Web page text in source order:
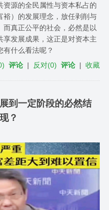
资源的全民属性与资本私占的
裕）的发展理念，放任剥削与
真正公平的社会，必然是以
发展成果，这正是对资本主
有什么看法呢？
) 评论 | 反对(0) 评论 |收藏
到一定阶段的必然结
？